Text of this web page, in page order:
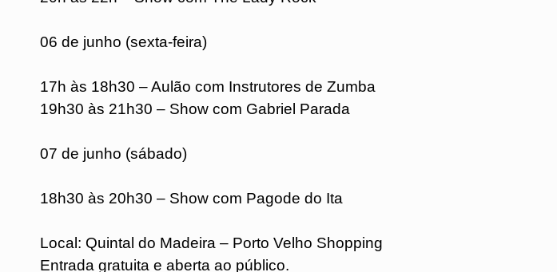
06 de junho (sexta-feira)
17h às 18h30 – Aulão com Instrutores de Zumba
19h30 às 21h30 – Show com Gabriel Parada
07 de junho (sábado)
18h30 às 20h30 – Show com Pagode do Ita
Local: Quintal do Madeira – Porto Velho Shopping
Entrada gratuita e aberta ao público.